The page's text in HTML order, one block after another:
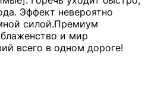
Эффект невероятно
силой.Премиум
и мир
всего в одном дороге!